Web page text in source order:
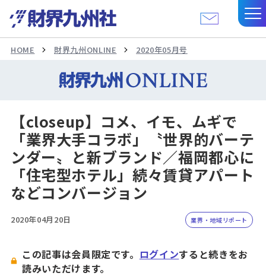
HOME 財界九州ONLINE 2020年05月号
【closeup】コメ、イモ、ムギで
「業界大手コラボ」〝世界的バーテ
ンダー〟と新ブランド／福岡都心に
「住宅型ホテル」続々賃貸アパート
などコンバージョン
2020年04月20日 業界・地域リポート
この記事は会員限定です。 ログインすると続きをお
読みいただけます。